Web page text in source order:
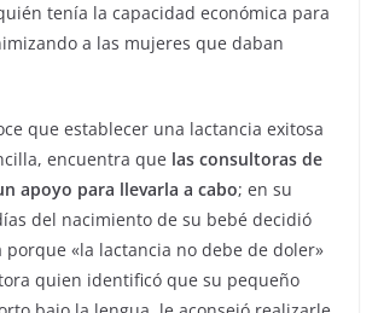
tenía la capacidad económica para
a las mujeres que daban
que establecer una lactancia exitosa
encuentra que las consultoras de
apoyo para llevarla a cabo; en su
del nacimiento de su bebé decidió
«la lactancia no debe de doler»
quien identificó que su pequeño